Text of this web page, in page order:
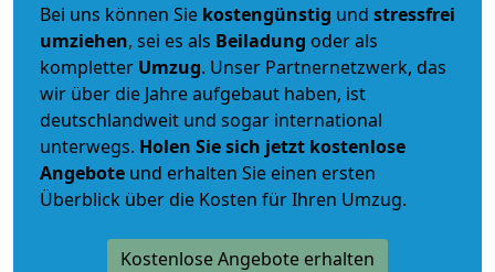
Bei uns können Sie kostengünstig und stressfrei
umziehen, sei es als Beiladung oder als
kompletter Umzug. Unser Partnernetzwerk, das
wir über die Jahre aufgebaut haben, ist
deutschlandweit und sogar international
unterwegs. Holen Sie sich jetzt kostenlose
Angebote und erhalten Sie einen ersten
Überblick über die Kosten für Ihren Umzug.
Kostenlose Angebote erhalten